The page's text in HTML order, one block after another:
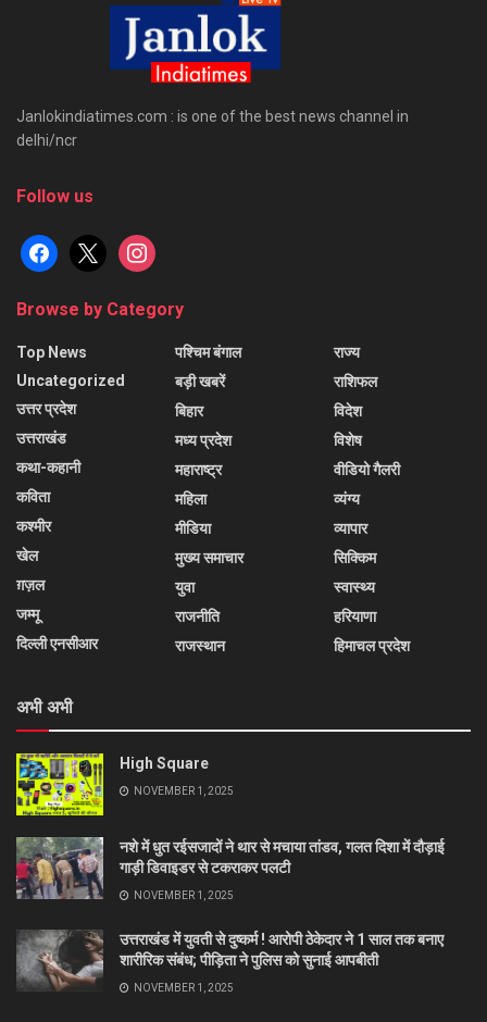
Janlokindiatimes.com : is one of the best news channel in
delhi/ncr
Follow us
facebook
x instagram
Browse by Category
Top News
Uncategorized
उत्तर प्रदेश
उत्तराखंड
कथा-कहानी
कविता
कश्मीर
खेल
ग़ज़ल
जम्मू
दिल्ली एनसीआर
पश्चिम बंगाल
बड़ी खबरें
बिहार
मध्य प्रदेश
महाराष्ट्र
महिला
मीडिया
मुख्य समाचार
युवा
राजनीति
राजस्थान
राज्य
राशिफल
विदेश
विशेष
वीडियो गैलरी
व्यंग्य
व्यापार
सिक्किम
स्वास्थ्य
हरियाणा
हिमाचल प्रदेश
अभी अभी
High Square
NOVEMBER 1, 2025
नशे में धुत रईसजादों ने थार से मचाया तांडव, गलत दिशा में दौड़ाई
गाड़ी डिवाइडर से टकराकर पलटी
NOVEMBER 1, 2025
उत्तराखंड में युवती से दुष्कर्म ! आरोपी ठेकेदार ने 1 साल तक बनाए
शारीरिक संबंध; पीड़िता ने पुलिस को सुनाई आपबीती
NOVEMBER 1, 2025